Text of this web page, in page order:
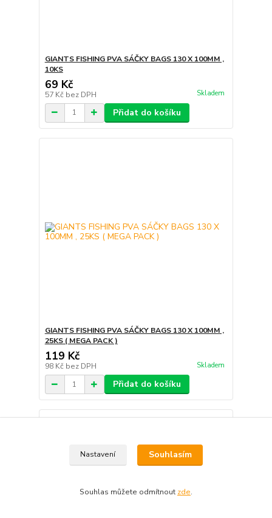
GIANTS FISHING PVA SÁČKY BAGS 130 X 100MM ,
10KS
69 Kč
57 Kč bez DPH Skladem
Přidat do košíku
GIANTS FISHING PVA SÁČKY BAGS 130 X 100MM ,
25KS ( MEGA PACK )
119 Kč
98 Kč bez DPH Skladem
Přidat do košíku
Nastavení Souhlasím
Souhlas můžete odmítnout zde.